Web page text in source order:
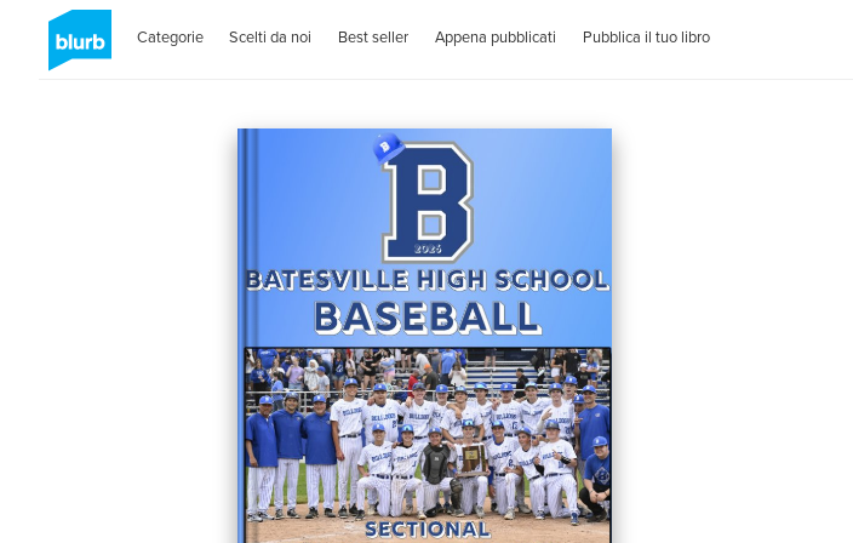
Categorie Scelti da noi Best seller Appena pubblicati Pubblica il tuo libro